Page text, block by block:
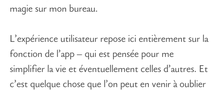
magie sur mon bureau.
L’expérience utilisateur repose ici entièrement sur la
fonction de l’app – qui est pensée pour me
simplifier la vie et éventuellement celles d’autres. Et
c’est quelque chose que l’on peut en venir à oublier